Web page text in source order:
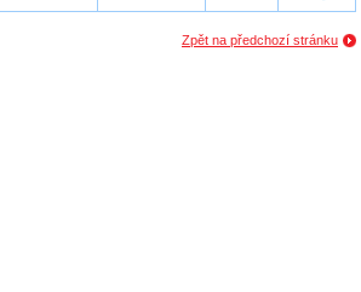
Zpět na předchozí stránku